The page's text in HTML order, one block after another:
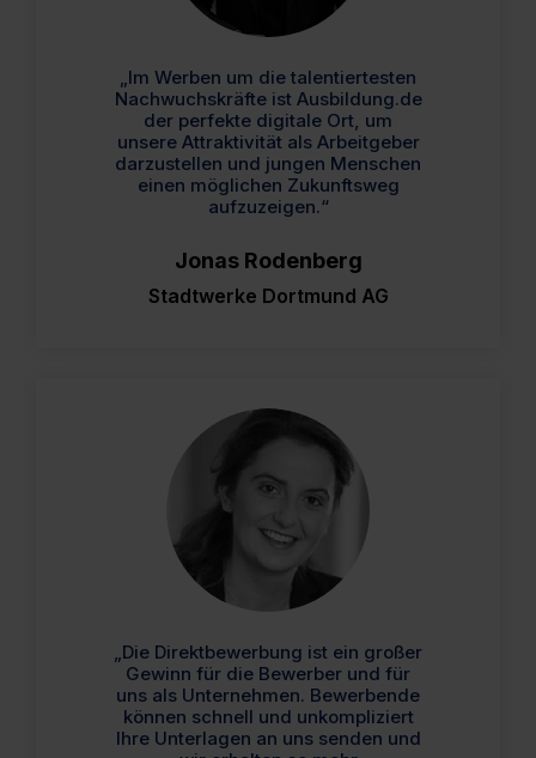
„Im Werben um die talentiertesten
Nachwuchskräfte ist Ausbildung.de
der perfekte digitale Ort, um
unsere Attraktivität als Arbeitgeber
darzustellen und jungen Menschen
einen möglichen Zukunftsweg
aufzuzeigen.“
Jonas Rodenberg
Stadtwerke Dortmund AG
„Die Direktbewerbung ist ein großer
Gewinn für die Bewerber und für
uns als Unternehmen. Bewerbende
können schnell und unkompliziert
Ihre Unterlagen an uns senden und